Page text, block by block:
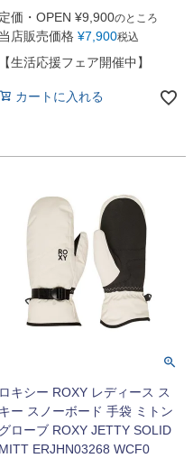
定価・OPEN ¥9,900のところ
当店販売価格 ¥7,900税込
【生活応援フェア開催中】
カートに入れる
ロキシー ROXY レディース ス
キー スノーボード 手袋 ミトン
グローブ ROXY JETTY SOLID
MITT ERJHN03268 WCF0